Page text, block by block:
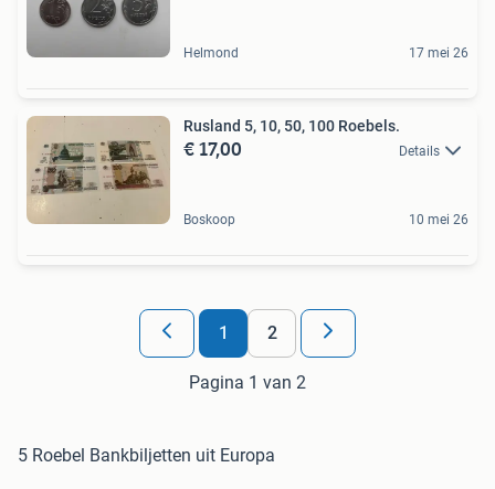
Helmond 17 mei 26
Rusland 5, 10, 50, 100 Roebels.
€ 17,00 Details
Boskoop 10 mei 26
1 2
Pagina 1 van 2
5 Roebel Bankbiljetten uit Europa